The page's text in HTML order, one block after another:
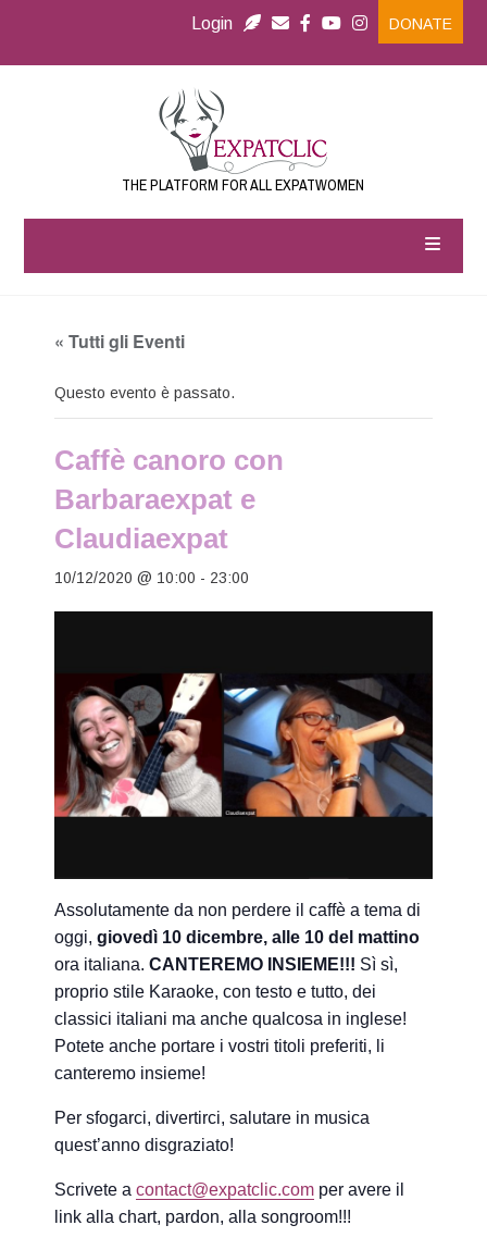
Login DONATE
THE PLATFORM FOR ALL EXPATWOMEN
« Tutti gli Eventi
Questo evento è passato.
Caffè canoro con
Barbaraexpat e
Claudiaexpat
10/12/2020 @ 10:00 - 23:00
Assolutamente da non perdere il caffè a tema di
oggi,giovedì 10 dicembre, alle 10 del mattino
ora italiana.CANTEREMO INSIEME!!! Sì sì,
proprio stile Karaoke, con testo e tutto, dei
classici italiani ma anche qualcosa in inglese!
Potete anche portare i vostri titoli preferiti, li
canteremo insieme!
Per sfogarci, divertirci, salutare in musica
quest’anno disgraziato!
Scrivete acontact@expatclic.com per avere il
link alla chart, pardon, alla songroom!!!